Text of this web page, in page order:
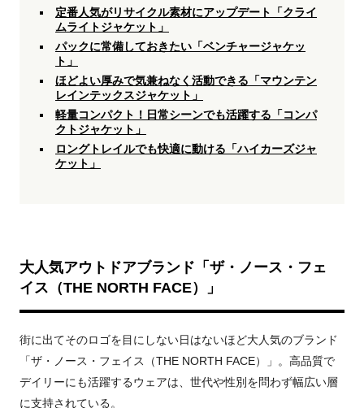
定番人気がリサイクル素材にアップデート「クライ
ムライトジャケット」
パックに常備しておきたい「ベンチャージャケッ
ト」
ほどよい厚みで気兼ねなく活動できる「マウンテン
レインテックスジャケット」
軽量コンパクト！日常シーンでも活躍する「コンパ
クトジャケット」
ロングトレイルでも快適に動ける「ハイカーズジャ
ケット」
大人気アウトドアブランド「ザ・ノース・フェ
イス（THE NORTH FACE）」
街に出てそのロゴを目にしない日はないほど大人気のブランド
「ザ・ノース・フェイス（THE NORTH FACE）」。高品質で
デイリーにも活躍するウェアは、世代や性別を問わず幅広い層
に支持されている。